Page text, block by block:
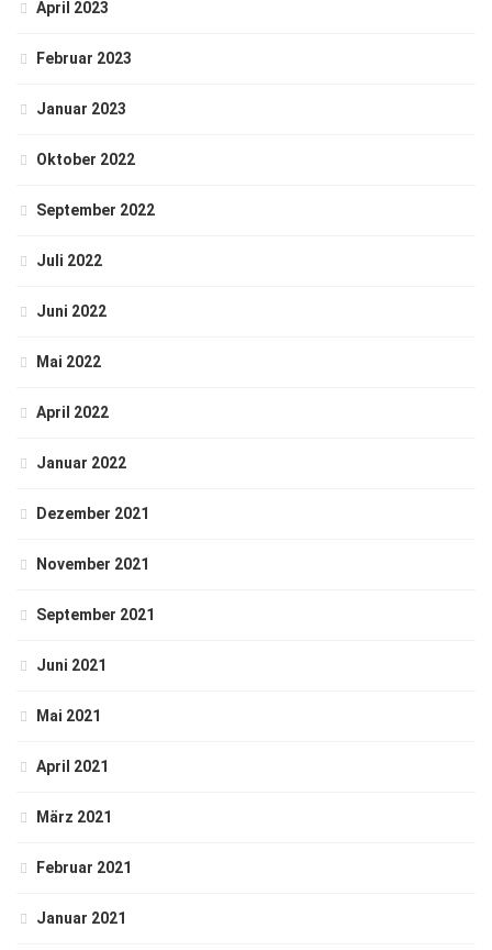
April 2023
Februar 2023
Januar 2023
Oktober 2022
September 2022
Juli 2022
Juni 2022
Mai 2022
April 2022
Januar 2022
Dezember 2021
November 2021
September 2021
Juni 2021
Mai 2021
April 2021
März 2021
Februar 2021
Januar 2021